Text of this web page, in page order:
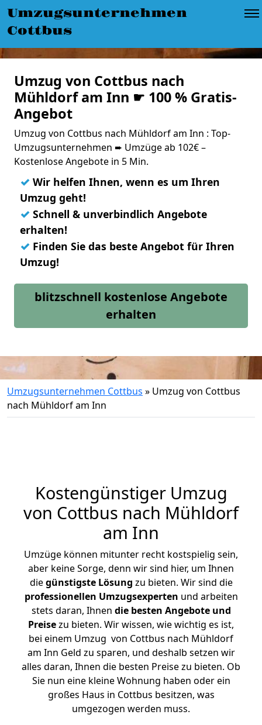
Umzugsunternehmen
Cottbus
Umzug von Cottbus nach
Mühldorf am Inn ☛ 100 % Gratis-
Angebot
Umzug von Cottbus nach Mühldorf am Inn : Top-
Umzugsunternehmen ➨ Umzüge ab 102€ –
Kostenlose Angebote in 5 Min.
✓ Wir helfen Ihnen, wenn es um Ihren
Umzug geht!
✓ Schnell & unverbindlich Angebote
erhalten!
✓ Finden Sie das beste Angebot für Ihren
Umzug!
blitzschnell kostenlose Angebote
erhalten
Umzugsunternehmen Cottbus » Umzug von Cottbus
nach Mühldorf am Inn
Kostengünstiger Umzug
von Cottbus nach Mühldorf
am Inn
Umzüge können mitunter recht kostspielig sein,
aber keine Sorge, denn wir sind hier, um Ihnen
diegünstigste Lösung zu bieten. Wir sind die
professionellen Umzugsexperten und arbeiten
stets daran, Ihnen die besten Angebote und
Preisezu bieten. Wir wissen, wie wichtig es ist,
bei einem Umzug von Cottbus nach Mühldorf
am Inn Geld zu sparen, und deshalb setzen wir
alles daran, Ihnen die besten Preise zu bieten. Ob
Sie nun eine kleine Wohnung haben oder ein
großes Haus in Cottbus besitzen, was
umgezogen werden muss.